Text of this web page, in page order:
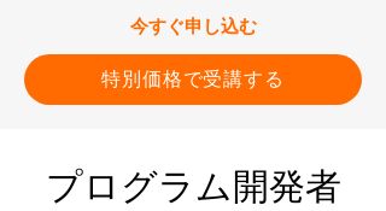
​今すぐ申し込む
特別価格で受講する
​プログラム開発者